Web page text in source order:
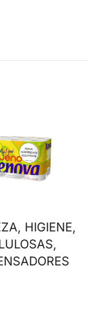
HIGIENE,